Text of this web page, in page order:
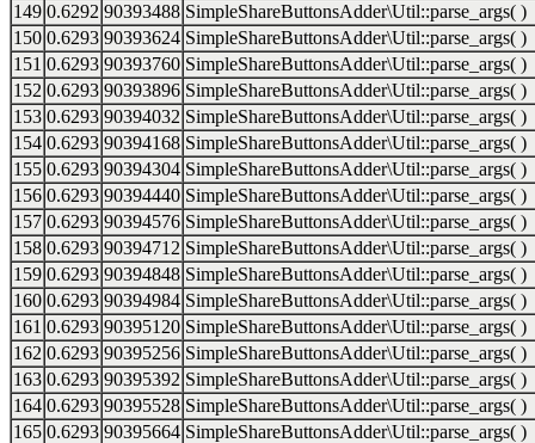
149 0.6292 90393488 SimpleShareButtonsAdder\Util::parse_args( )
150 0.6293 90393624 SimpleShareButtonsAdder\Util::parse_args( )
151 0.6293 90393760 SimpleShareButtonsAdder\Util::parse_args( )
152 0.6293 90393896 SimpleShareButtonsAdder\Util::parse_args( )
153 0.6293 90394032 SimpleShareButtonsAdder\Util::parse_args( )
154 0.6293 90394168 SimpleShareButtonsAdder\Util::parse_args( )
155 0.6293 90394304 SimpleShareButtonsAdder\Util::parse_args( )
156 0.6293 90394440 SimpleShareButtonsAdder\Util::parse_args( )
157 0.6293 90394576 SimpleShareButtonsAdder\Util::parse_args( )
158 0.6293 90394712 SimpleShareButtonsAdder\Util::parse_args( )
159 0.6293 90394848 SimpleShareButtonsAdder\Util::parse_args( )
160 0.6293 90394984 SimpleShareButtonsAdder\Util::parse_args( )
161 0.6293 90395120 SimpleShareButtonsAdder\Util::parse_args( )
162 0.6293 90395256 SimpleShareButtonsAdder\Util::parse_args( )
163 0.6293 90395392 SimpleShareButtonsAdder\Util::parse_args( )
164 0.6293 90395528 SimpleShareButtonsAdder\Util::parse_args( )
165 0.6293 90395664 SimpleShareButtonsAdder\Util::parse_args( )